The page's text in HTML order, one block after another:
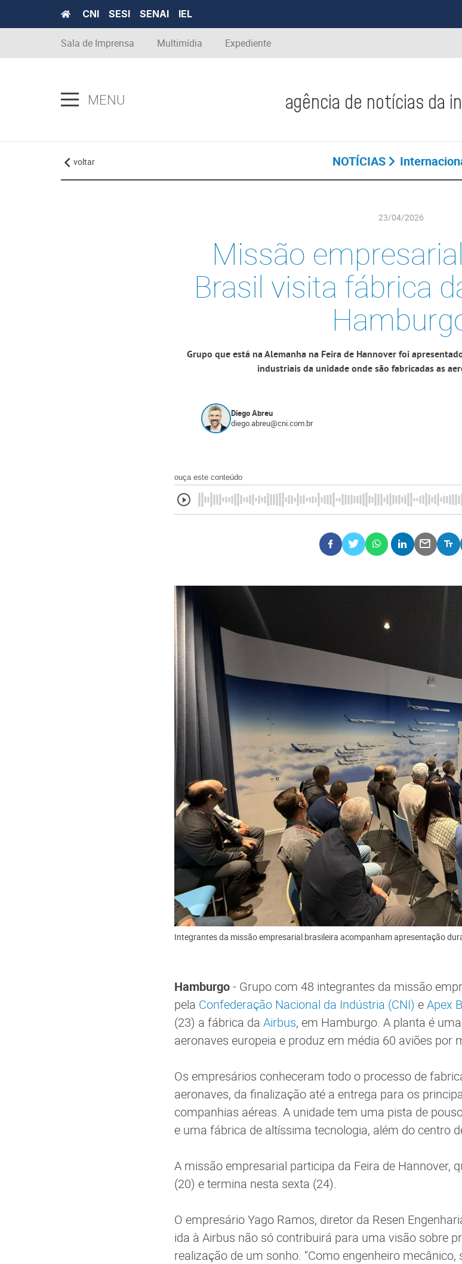
CNI SESI SENAI IEL
Sala de Imprensa Multimídia Expediente
MENU agência de notícias da
voltar NOTÍCIAS
23/04/2026
Missão
Brasil visita fábrica
Grupo que está na Alemanha na Feira de Hannover foi
industriais da unidade onde são fabricadas as
Diego Abreu
diego.abreu@cni.com.br
ouça este conteúdo
Integrantes da missão empresarial brasileira acompanham apresentação
Hamburgo- Grupo com 48 integrantes da missão
pela Confederação Nacional da Indústria (CNI) eApex
(23) a fábrica da Airbus, em Hamburgo. A planta é
aeronaves europeia e produz em média 60 aviões por
Os empresários conheceram todo o processo de
aeronaves, da finalização até a entrega para os
companhias aéreas. A unidade tem uma pista de
e uma fábrica de altíssima tecnologia, além do centro
A missão empresarial participa da Feira de Hannover,
(20) e termina nesta sexta (24).
O empresário Yago Ramos, diretor da Resen
ida à Airbus não só contribuirá para uma visão sobre
realização de um sonho. “Como engenheiro